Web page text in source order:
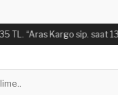
Kargo sip. saat